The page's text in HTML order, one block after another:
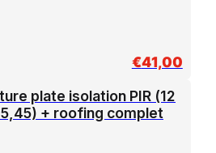
€41,00
plate isolation PIR (12
5,45) + roofing complet